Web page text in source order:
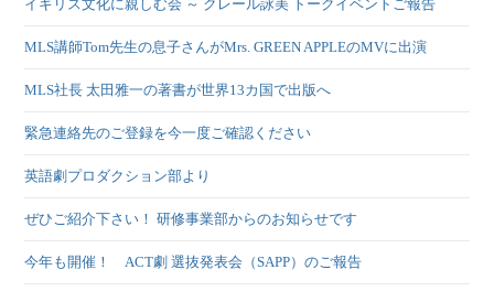
イギリス文化に親しむ会 ～ クレール詠美 トークイベントご報告
MLS講師Tom先生の息子さんがMrs. GREEN APPLEのMVに出演
MLS社長 太田雅一の著書が世界13カ国で出版へ
緊急連絡先のご登録を今一度ご確認ください
英語劇プロダクション部より
ぜひご紹介下さい！ 研修事業部からのお知らせです
今年も開催！ ACT劇 選抜発表会（SAPP）のご報告